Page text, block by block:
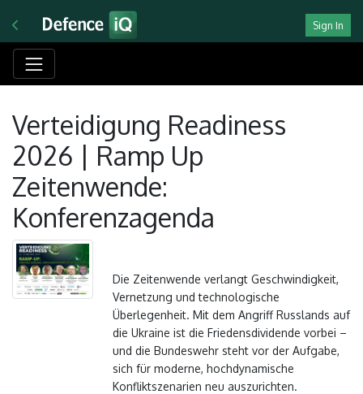
Sign In
Verteidigung Readiness
2026 | Ramp Up
Zeitenwende:
Konferenzagenda
Die Zeitenwende verlangt Geschwindigkeit,
Vernetzung und technologische
Überlegenheit. Mit dem Angriff Russlands auf
die Ukraine ist die Friedensdividende vorbei –
und die Bundeswehr steht vor der Aufgabe,
sich für moderne, hochdynamische
Konfliktszenarien neu auszurichten.